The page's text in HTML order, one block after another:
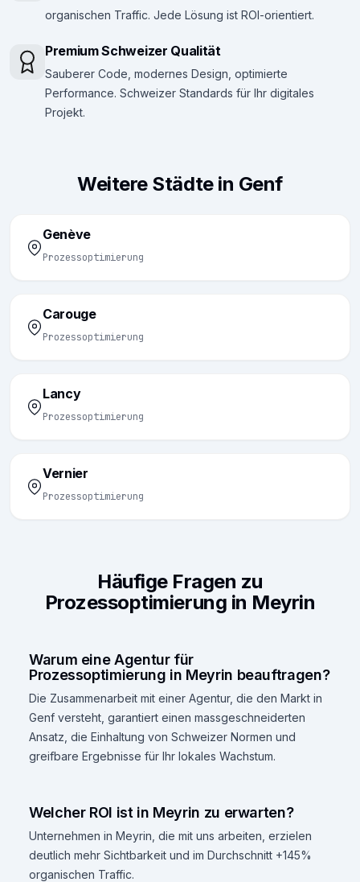
organischen Traffic. Jede Lösung ist ROI-orientiert.
Premium Schweizer Qualität
Sauberer Code, modernes Design, optimierte
Performance. Schweizer Standards für Ihr digitales
Projekt.
Weitere Städte in Genf
Genève
Prozessoptimierung
Carouge
Prozessoptimierung
Lancy
Prozessoptimierung
Vernier
Prozessoptimierung
Häufige Fragen zu
Prozessoptimierung in Meyrin
Warum eine Agentur für
Prozessoptimierung in Meyrin beauftragen?
Die Zusammenarbeit mit einer Agentur, die den Markt in
Genf versteht, garantiert einen massgeschneiderten
Ansatz, die Einhaltung von Schweizer Normen und
greifbare Ergebnisse für Ihr lokales Wachstum.
Welcher ROI ist in Meyrin zu erwarten?
Unternehmen in Meyrin, die mit uns arbeiten, erzielen
deutlich mehr Sichtbarkeit und im Durchschnitt +145%
organischen Traffic.